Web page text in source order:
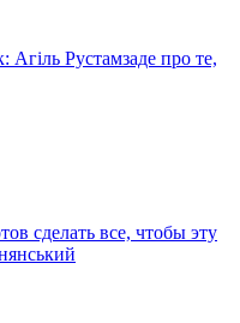
Рустамзаде про те,
сделать все, чтобы эту